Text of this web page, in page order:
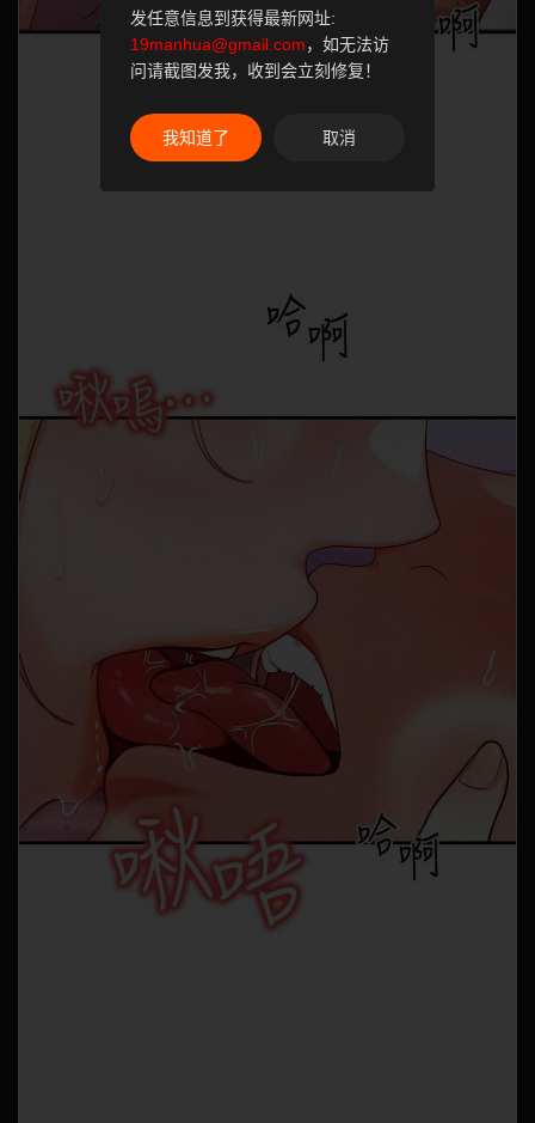
发任意信息到获得最新网址:
19manhua@gmail.com，如无法访
问请截图发我，收到会立刻修复！
我知道了 取消